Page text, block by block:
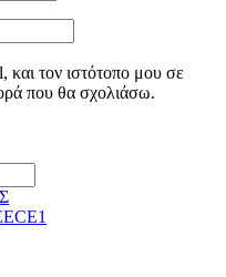
τον ιστότοπο μου σε
που θα σχολιάσω.